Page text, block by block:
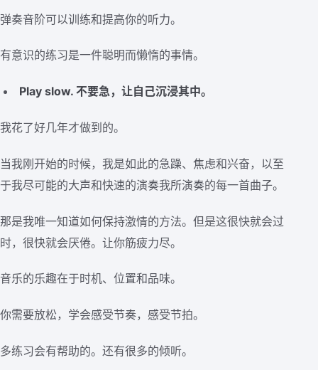
弹奏音阶可以训练和提高你的听力。
有意识的练习是一件聪明而懒惰的事情。
Play slow. 不要急，让自己沉浸其中。
我花了好几年才做到的。
当我刚开始的时候，我是如此的急躁、焦虑和兴奋，以至
于我尽可能的大声和快速的演奏我所演奏的每一首曲子。
那是我唯一知道如何保持激情的方法。但是这很快就会过
时，很快就会厌倦。让你筋疲力尽。
音乐的乐趣在于时机、位置和品味。
你需要放松，学会感受节奏，感受节拍。
多练习会有帮助的。还有很多的倾听。